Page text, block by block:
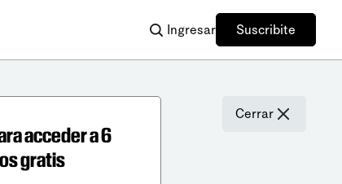
Ingresar Suscribite
Cerrar
acceder a 6
gratis